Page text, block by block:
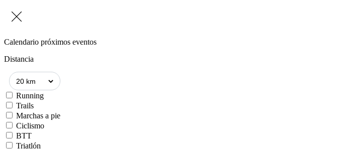
Calendario próximos eventos
Distancia
Running
Trails
Marchas a pie
Ciclismo
BTT
Triatlón